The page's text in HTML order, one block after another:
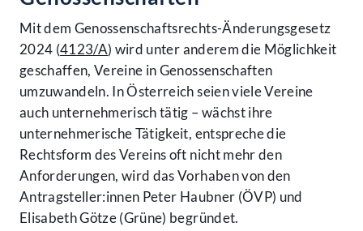
Mit dem Genossenschaftsrechts-Änderungsgesetz
2024 (4123/A) wird unter anderem die Möglichkeit
geschaffen, Vereine in Genossenschaften
umzuwandeln. In Österreich seien viele Vereine
auch unternehmerisch tätig – wächst ihre
unternehmerische Tätigkeit, entspreche die
Rechtsform des Vereins oft nicht mehr den
Anforderungen, wird das Vorhaben von den
Antragsteller:innen Peter Haubner (ÖVP) und
Elisabeth Götze (Grüne) begründet.